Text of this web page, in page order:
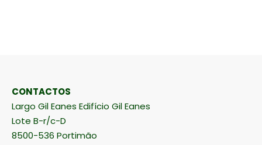
CONTACTOS
Largo Gil Eanes Edifício Gil Eanes
Lote B-r/c-D
8500-536 Portimão